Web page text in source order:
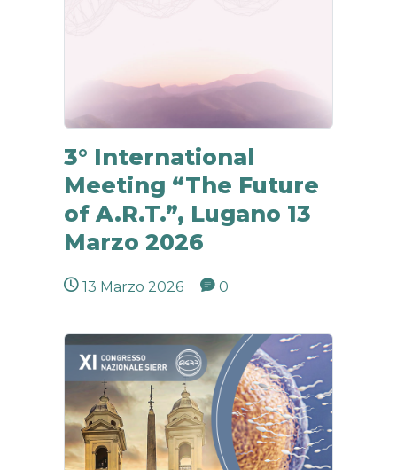
3° International
Meeting “The Future
of A.R.T.”, Lugano 13
Marzo 2026
13 Marzo 2026 0